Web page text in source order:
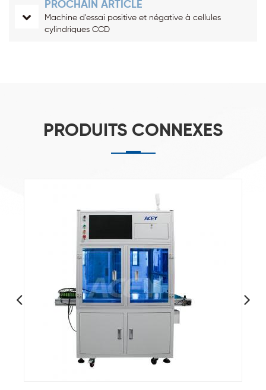
PROCHAIN ARTICLE
Machine d'essai positive et négative à cellules
cylindriques CCD
PRODUITS CONNEXES